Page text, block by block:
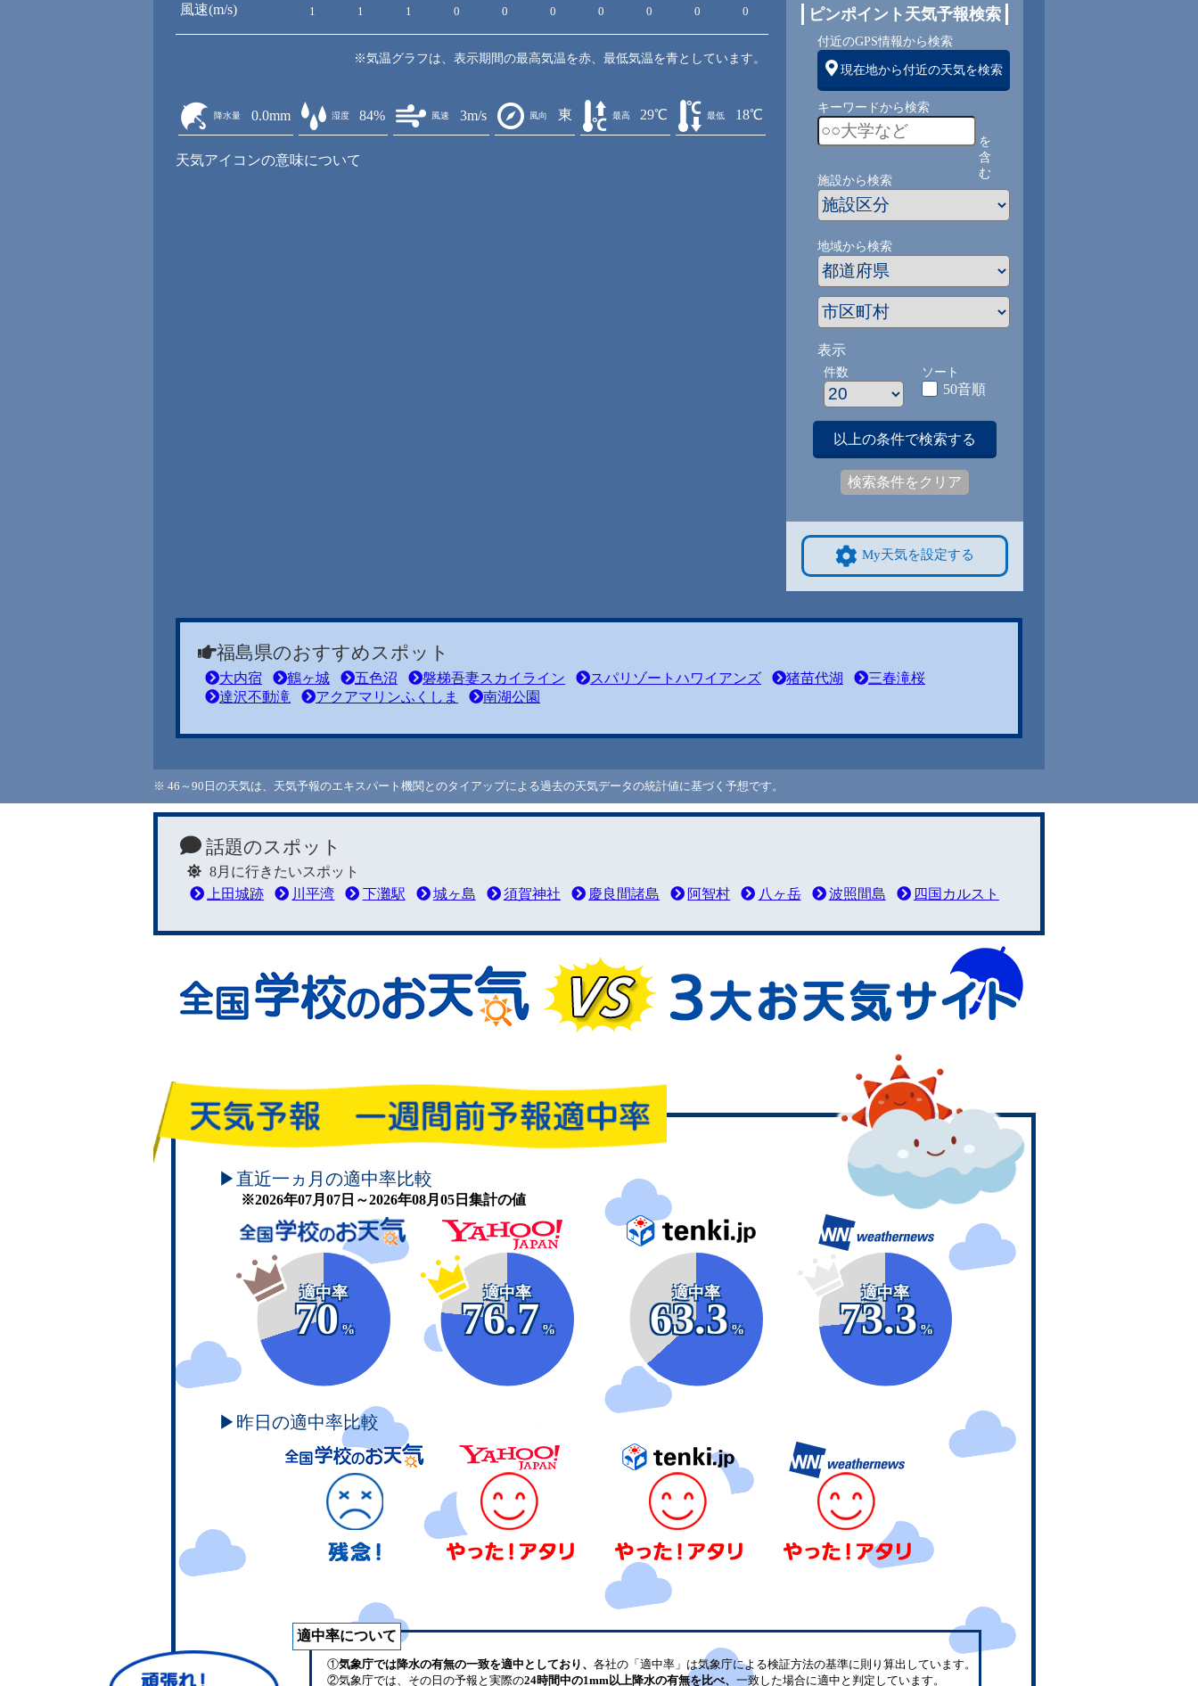
風速(m/s) 1 1 1 0 0 0 0 0 0 0 1 2 2 2
※気温グラフは、表示期間の最高気温を赤、最低気温を青としています。
降水量 0.0mm 湿度 84% 風速 3m/s 風向 東 最高 29℃ 最低 18℃
天気アイコンの意味について
ピンポイント天気予報検索
付近のGPS情報から検索
現在地から付近の天気を検索
キーワードから検索
を
含
む
施設から検索
地域から検索
表示
件数 ソート
50音順
以上の条件で検索する
検索条件をクリア
My天気を設定する
福島県のおすすめスポット
大内宿 鶴ヶ城 五色沼 磐梯吾妻スカイライン スパリゾートハワイアンズ 猪苗代湖
三春滝桜
達沢不動滝
アクアマリンふくしま 南湖公園
※ 46～90日の天気は、天気予報のエキスパート機関とのタイアップによる過去の天気データの統計値に基づく予想です。
話題のスポット
8月に行きたいスポット
上田城跡
川平湾 下灘駅 城ヶ島 須賀神社 慶良間諸島 阿智村 八ヶ岳 波照間島 四国カルスト
頑張れ！学校のお天気
▶直近一ヵ月の適中率比較
※2026年07月07日～2026年08月05日集計の値
適中率
70
%
適中率
76.7
%
適中率
63.3
%
適中率
73.3
%
▶昨日の適中率比較
適中率について
①気象庁では降水の有無の一致を適中としており、 各社の「適中率」は気象庁による検証方法の基準に則り算出しています。
②気象庁では、その日の予報と実際の24時間中の1mm以上降水の有無を比べ、 一致した場合に適中と判定しています。